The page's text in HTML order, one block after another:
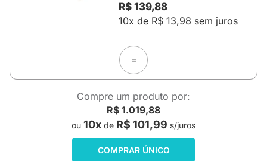
R$ 139,88
10x de R$ 13,98 sem juros
=
Compre um produto por:
R$ 1.019,88
ou 10x de R$ 101,99 s/juros
COMPRAR ÚNICO